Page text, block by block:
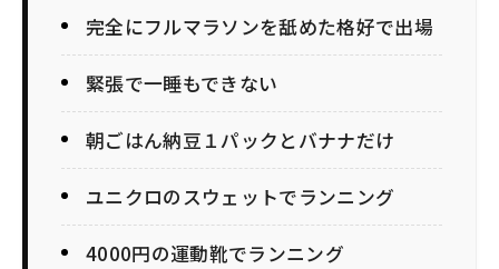
完全にフルマラソンを舐めた格好で出場
緊張で一睡もできない
朝ごはん納豆１パックとバナナだけ
ユニクロのスウェットでランニング
4000円の運動靴でランニング